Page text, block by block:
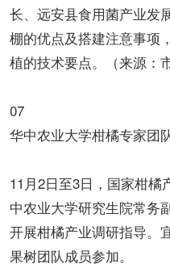
长、远安县食用菌产业发
棚的优点及搭建注意事项
植的技术要点。（来源：
07
华中农业大学柑橘专家团
11月2日至3日，国家柑
中农业大学研究生院常务
开展柑橘产业调研指导。
果树团队成员参加。